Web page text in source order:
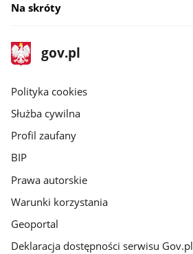
Na skróty
stopka
gov.pl
Strona
gov.pl
gov.pl
Polityka cookies
Służba cywilna
Profil zaufany
BIP
Prawa autorskie
Warunki korzystania
Geoportal
Deklaracja dostępności serwisu Gov.pl